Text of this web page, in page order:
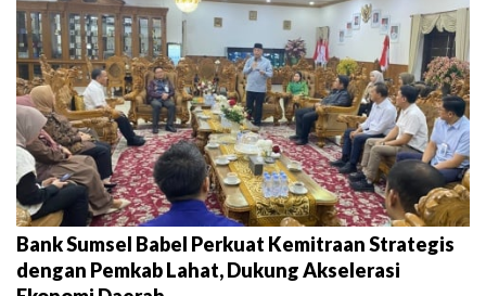
Bank Sumsel Babel Perkuat Kemitraan Strategis
dengan Pemkab Lahat, Dukung Akselerasi